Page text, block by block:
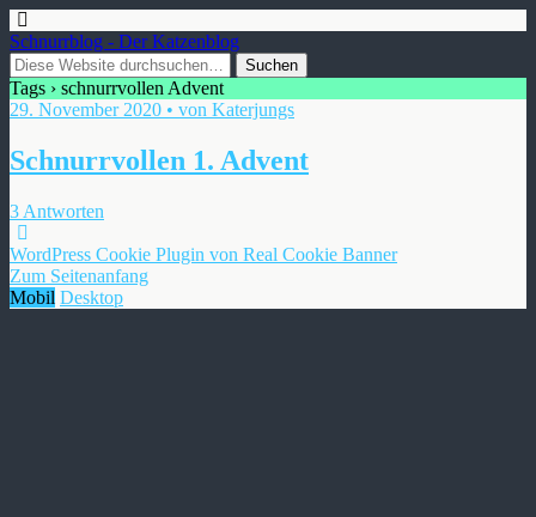
Schnurrblog - Der Katzenblog
Tags › schnurrvollen Advent
29. November 2020 • von Katerjungs
Schnurrvollen 1. Advent
3 Antworten
WordPress Cookie Plugin von Real Cookie Banner
Zum Seitenanfang
Mobil Desktop